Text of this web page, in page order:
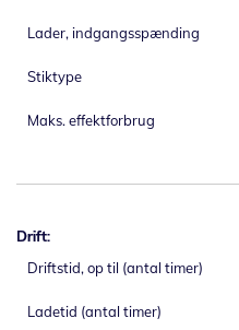
Lader, indgangsspænding
Stiktype
Maks. effektforbrug
Drift:
Driftstid, op til (antal timer)
Ladetid (antal timer)